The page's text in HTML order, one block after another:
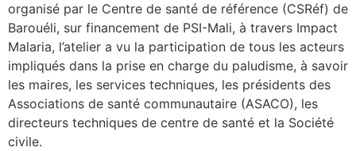
organisé par le Centre de santé de référence (CSRéf) de
Barouéli, sur financement de PSI-Mali, à travers Impact
Malaria, l’atelier a vu la participation de tous les acteurs
impliqués dans la prise en charge du paludisme, à savoir
les maires, les services techniques, les présidents des
Associations de santé communautaire (ASACO), les
directeurs techniques de centre de santé et la Société
civile.